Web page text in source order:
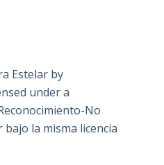
Estelarby
under a
No
la misma licencia